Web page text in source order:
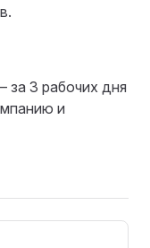
за 3 рабочих дня
и